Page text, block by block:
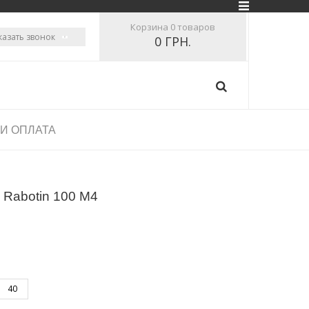
звонок
Корзина 0 товаров
0 ГРН.
ОПЛАТА
100 M4
40